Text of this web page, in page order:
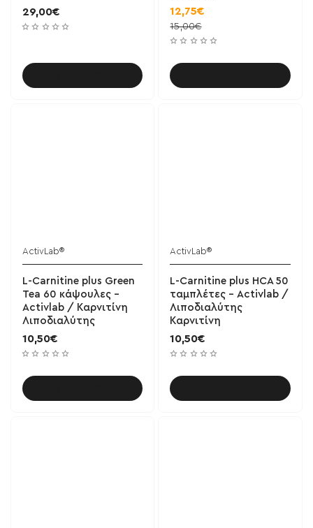
29,00€ 12,75€
15,00€
ActivLab®
L-Carnitine plus Green
Tea 60 κάψουλες -
Activlab / Καρνιτίνη
Λιποδιαλύτης
10,50€
ActivLab®
L-Carnitine plus HCA 50
ταμπλέτες - Activlab /
Λιποδιαλύτης
Καρνιτίνη
10,50€